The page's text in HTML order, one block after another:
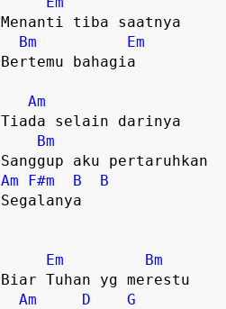
Menanti tiba saatnya
Bm
Em
Bertemu bahagia
Am
Tiada selain darinya
Bm
Am
F#m B
B
Segalanya
Em
Bm
Biar Tuhan yg merestu
Am
D
G